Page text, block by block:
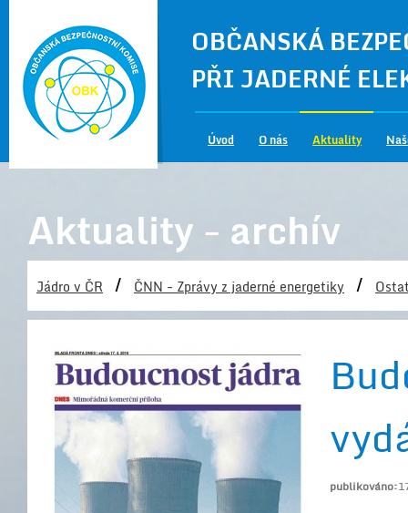
OBČANSKÁ
PŘI JADERNÉ
Úvod O nás Aktuality
Aktuality - archív
Jádro v ČR / ČNN - Zprávy z jaderné energetiky /
publikováno: